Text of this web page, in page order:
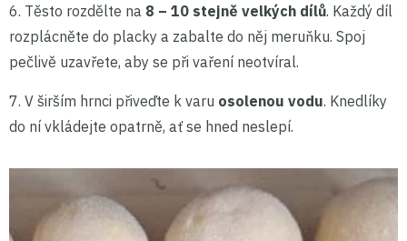
6. Těsto rozdělte na 8 – 10 stejně velkých dílů. Každý díl
rozplácněte do placky a zabalte do něj meruňku. Spoj
pečlivě uzavřete, aby se při vaření neotvíral.
7. V širším hrnci přiveďte k varu osolenou vodu. Knedlíky
do ní vkládejte opatrně, ať se hned neslepí.